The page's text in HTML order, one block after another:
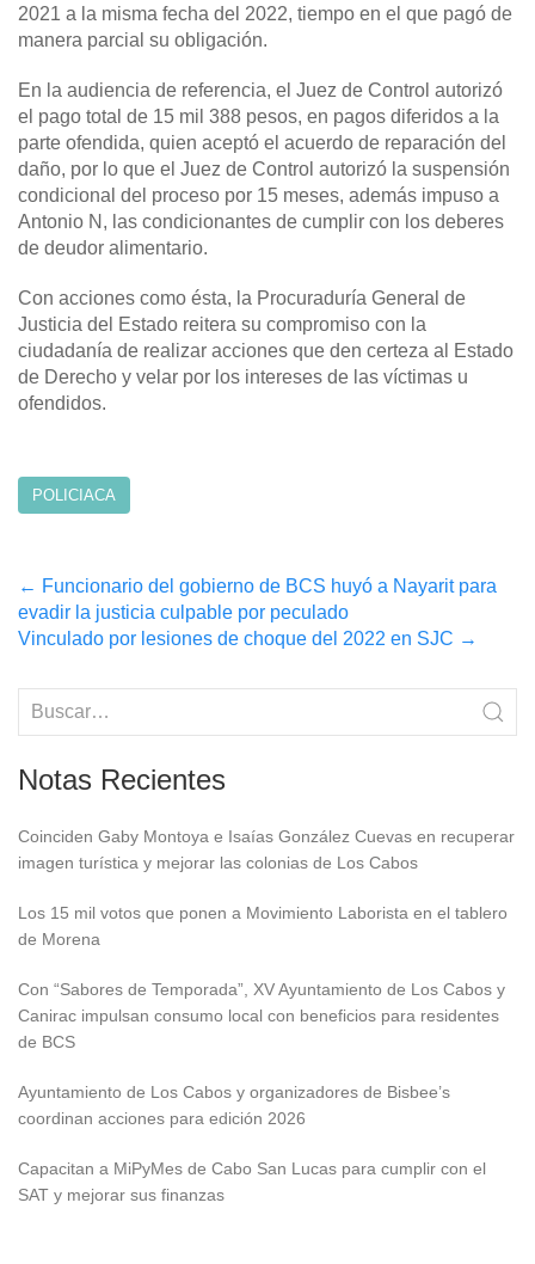
2021 a la misma fecha del 2022, tiempo en el que pagó de
manera parcial su obligación.
En la audiencia de referencia, el Juez de Control autorizó
el pago total de 15 mil 388 pesos, en pagos diferidos a la
parte ofendida, quien aceptó el acuerdo de reparación del
daño, por lo que el Juez de Control autorizó la suspensión
condicional del proceso por 15 meses, además impuso a
Antonio N, las condicionantes de cumplir con los deberes
de deudor alimentario.
Con acciones como ésta, la Procuraduría General de
Justicia del Estado reitera su compromiso con la
ciudadanía de realizar acciones que den certeza al Estado
de Derecho y velar por los intereses de las víctimas u
ofendidos.
POLICIACA
Post
navigation
← Funcionario del gobierno de BCS huyó a Nayarit para
evadir la justicia culpable por peculado
Vinculado por lesiones de choque del 2022 en SJC →
Notas Recientes
Coinciden Gaby Montoya e Isaías González Cuevas en recuperar
imagen turística y mejorar las colonias de Los Cabos
Los 15 mil votos que ponen a Movimiento Laborista en el tablero
de Morena
Con “Sabores de Temporada”, XV Ayuntamiento de Los Cabos y
Canirac impulsan consumo local con beneficios para residentes
de BCS
Ayuntamiento de Los Cabos y organizadores de Bisbee’s
coordinan acciones para edición 2026
Capacitan a MiPyMes de Cabo San Lucas para cumplir con el
SAT y mejorar sus finanzas